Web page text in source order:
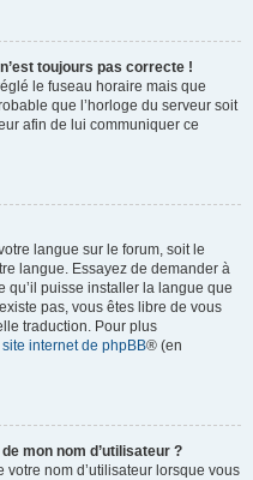
toujours pas correcte !
le fuseau horaire mais que
que l’horloge du serveur soit
afin de lui communiquer ce
langue sur le forum, soit le
langue. Essayez de demander à
qu’il puisse installer la langue que
pas, vous êtes libre de vous
traduction. Pour plus
site internet de phpBB® (en
mon nom d’utilisateur ?
nom d’utilisateur lorsque vous